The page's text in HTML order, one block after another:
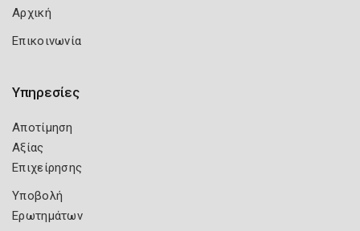
Αρχική
Επικοινωνία
Υπηρεσίες
Αποτίμηση
Αξίας
Επιχείρησης
Υποβολή
Ερωτημάτων